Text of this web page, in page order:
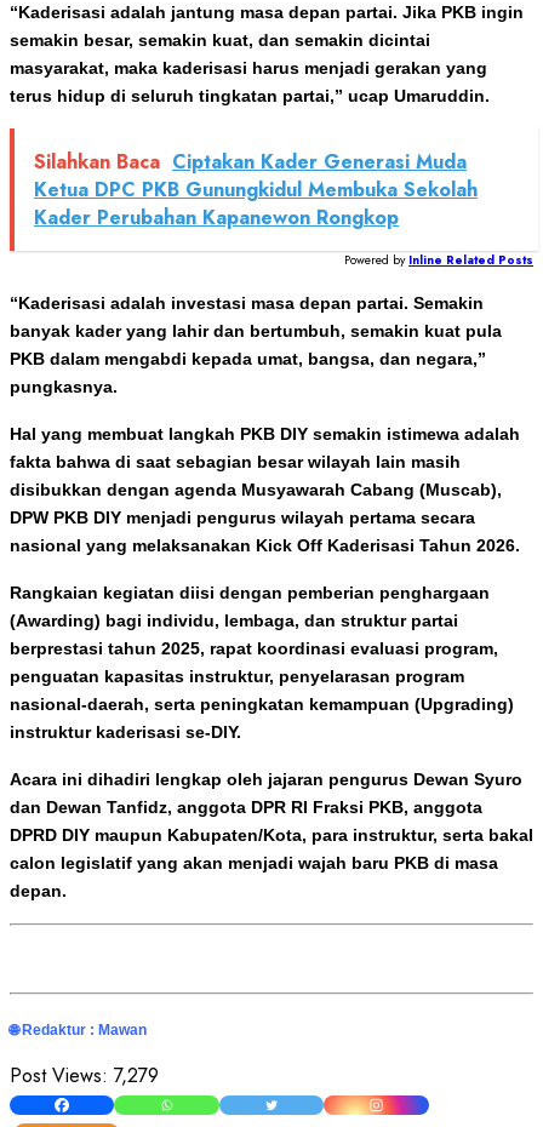
“Kaderisasi adalah jantung masa depan partai. Jika PKB ingin
semakin besar, semakin kuat, dan semakin dicintai
masyarakat, maka kaderisasi harus menjadi gerakan yang
terus hidup di seluruh tingkatan partai,” ucap Umaruddin.
Silahkan Baca Ciptakan Kader Generasi Muda
Ketua DPC PKB Gunungkidul Membuka Sekolah
Kader Perubahan Kapanewon Rongkop
Powered by Inline Related Posts
“Kaderisasi adalah investasi masa depan partai. Semakin
banyak kader yang lahir dan bertumbuh, semakin kuat pula
PKB dalam mengabdi kepada umat, bangsa, dan negara,”
pungkasnya.
Hal yang membuat langkah PKB DIY semakin istimewa adalah
fakta bahwa di saat sebagian besar wilayah lain masih
disibukkan dengan agenda Musyawarah Cabang (Muscab),
DPW PKB DIY menjadi pengurus wilayah pertama secara
nasional yang melaksanakan Kick Off Kaderisasi Tahun 2026.
Rangkaian kegiatan diisi dengan pemberian penghargaan
(Awarding) bagi individu, lembaga, dan struktur partai
berprestasi tahun 2025, rapat koordinasi evaluasi program,
penguatan kapasitas instruktur, penyelarasan program
nasional-daerah, serta peningkatan kemampuan (Upgrading)
instruktur kaderisasi se-DIY.
Acara ini dihadiri lengkap oleh jajaran pengurus Dewan Syuro
dan Dewan Tanfidz, anggota DPR RI Fraksi PKB, anggota
DPRD DIY maupun Kabupaten/Kota, para instruktur, serta bakal
calon legislatif yang akan menjadi wajah baru PKB di masa
depan.
🌐 Redaktur : Mawan
Post Views: 7,279